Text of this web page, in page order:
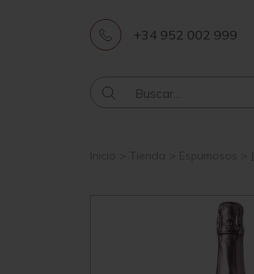
+34 952 002 999
Inicio Tienda Espumosos